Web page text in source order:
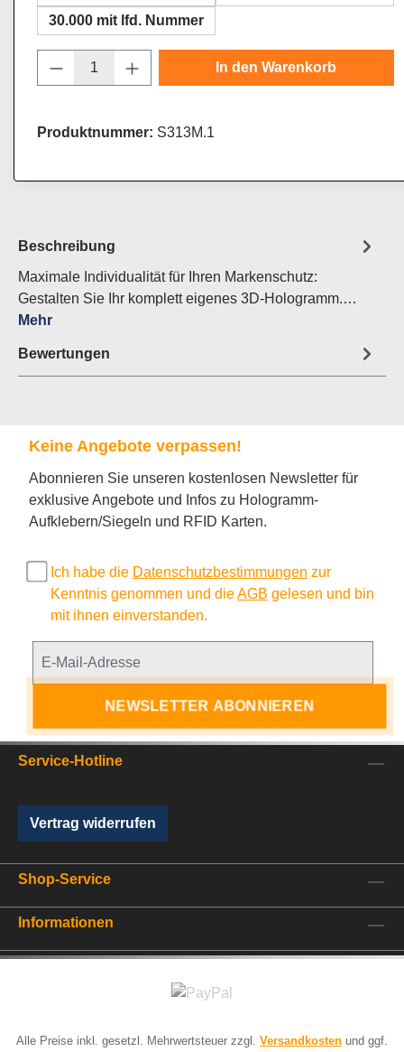
30.000 mit lfd. Nummer
Produkt Anzahl: Gib den gewünschten
In den Warenkorb
Produktnummer: S313M.1
Beschreibung
Maximale Individualität für Ihren Markenschutz:
Gestalten Sie Ihr komplett eigenes 3D-Hologramm.…
Mehr
Bewertungen
Keine Angebote verpassen!
Abonnieren Sie unseren kostenlosen Newsletter für
exklusive Angebote und Infos zu Hologramm-
Aufklebern/Siegeln und RFID Karten.
Ich habe die Datenschutzbestimmungen zur
Kenntnis genommen und dieAGB gelesen und bin
mit ihnen einverstanden.
NEWSLETTER ABONNIEREN
Service-Hotline
Vertrag widerrufen
Shop-Service
Informationen
Alle Preise inkl. gesetzl. Mehrwertsteuer zzgl. Versandkosten und ggf.